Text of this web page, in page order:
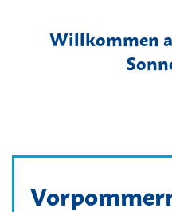
Willkommen